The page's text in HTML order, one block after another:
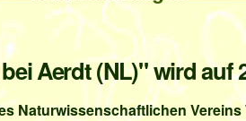
Aerdt (NL)" wird auf
Naturwissenschaftlichen Vereins